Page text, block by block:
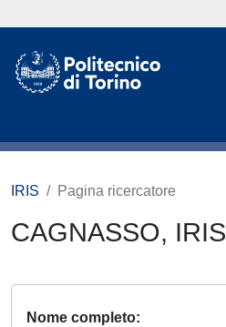
IRIS Pagina ricercatore
CAGNASSO, IRIS
Nome completo